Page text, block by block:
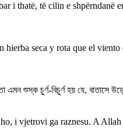
i thatë, të cilin e shpërndanë
seca y rota que el
এমন শুস্ক চুর্ণ-বিচুর্ণ হয় যে,
i vjetrovi ga raznesu. A Allah